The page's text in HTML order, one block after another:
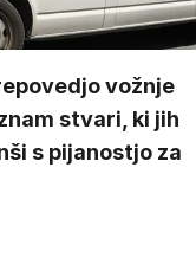
vožnje
stvari, ki jih
s pijanostjo za